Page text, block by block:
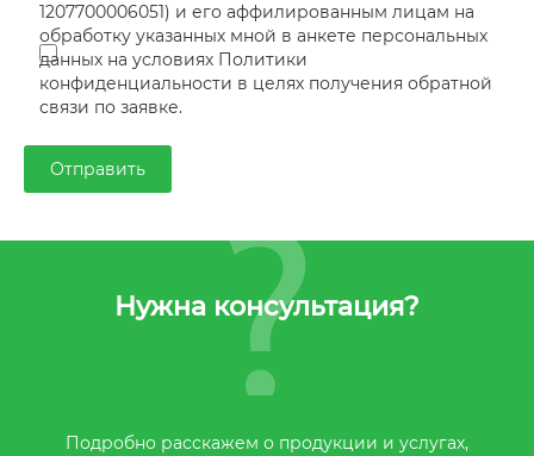
1207700006051) и его аффилированным лицам на
обработку указанных мной в анкете персональных
данных на условиях Политики
конфиденциальности в целях получения обратной
связи по заявке.
Нужна консультация?
Подробно расскажем о продукции и услугах,